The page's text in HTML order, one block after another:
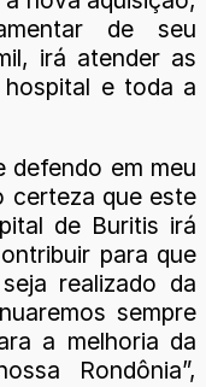
de seu
irá atender as
hospital e toda a
defendo em meu
certeza que este
de Buritis irá
para que
realizado da
sempre
a melhoria da
Rondônia”,